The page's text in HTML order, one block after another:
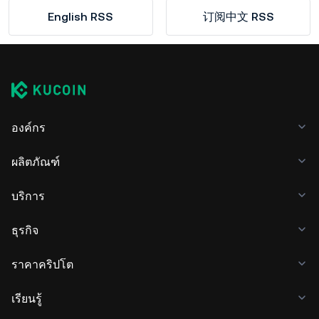
English RSS 订阅中文 RSS
องค์กร
ผลิตภัณฑ์
บริการ
ธุรกิจ
ราคาคริปโต
เรียนรู้